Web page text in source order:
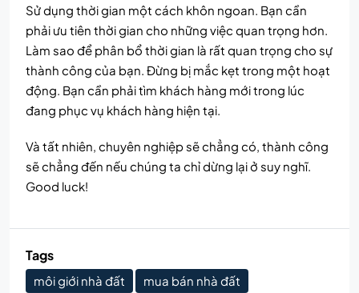
Sử dụng thời gian một cách khôn ngoan. Bạn cần
phải ưu tiên thời gian cho những việc quan trọng hơn.
Làm sao để phân bổ thời gian là rất quan trọng cho sự
thành công của bạn. Đừng bị mắc kẹt trong một hoạt
động. Bạn cần phải tìm khách hàng mới trong lúc
đang phục vụ khách hàng hiện tại.
Và tất nhiên, chuyên nghiệp sẽ chẳng có, thành công
sẽ chẳng đến nếu chúng ta chỉ dừng lại ở suy nghĩ.
Good luck!
Tags
môi giới nhà đất
mua bán nhà đất